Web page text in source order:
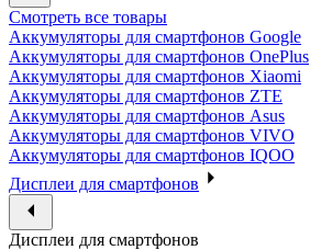
Смотреть все товары
Аккумуляторы для смартфонов Google
Аккумуляторы для смартфонов OnePlus
Аккумуляторы для смартфонов Xiaomi
Аккумуляторы для смартфонов ZTE
Аккумуляторы для cмартфонов Asus
Аккумуляторы для смартфонов VIVO
Аккумуляторы для смартфонов IQOO
Дисплеи для смартфонов
Дисплеи для смартфонов